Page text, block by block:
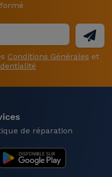
Conditions Générales et
de réparation